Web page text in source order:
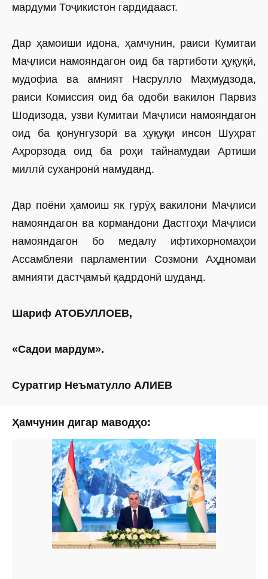
мардуми Тоҷикистон гардидааст.
Дар ҳамоиши идона, ҳамчунин, раиси Кумитаи
Маҷлиси намояндагон оид ба тартиботи ҳуқуқӣ,
мудофиа ва амният Насрулло Маҳмудзода,
раиси Комиссия оид ба одоби вакилон Парвиз
Шодизода, узви Кумитаи Маҷлиси намояндагон
оид ба қонунгузорӣ ва ҳуқуқи инсон Шуҳрат
Аҳрорзода оид ба роҳи тайнамудаи Артиши
миллӣ суханронӣ намуданд.
Дар поёни ҳамоиш як гурӯҳ вакилони Маҷлиси
намояндагон ва кормандони Дастгоҳи Маҷлиси
намояндагон бо медалу ифтихорномаҳои
Ассамблеяи парламентии Созмони Аҳдномаи
амнияти дастҷамъӣ қадрдонӣ шуданд.
Шариф АТОБУЛЛОЕВ,
«Садои мардум».
Суратгир Неъматулло АЛИЕВ
Ҳамчунин дигар маводҳо: